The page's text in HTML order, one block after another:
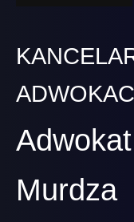
Murdza